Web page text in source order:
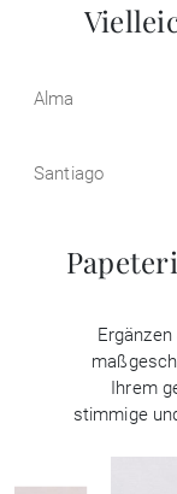
Alma
Santiago
Ihrem
stimmige